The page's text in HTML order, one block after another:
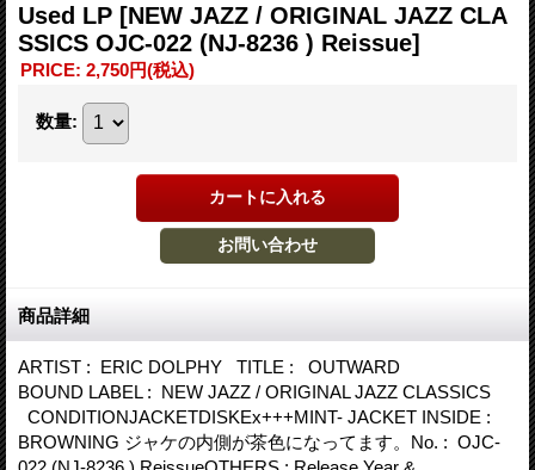
Used LP [NEW JAZZ / ORIGINAL JAZZ CLA
SSICS OJC-022 (NJ-8236 ) Reissue]
PRICE: 2,750円(税込)
数量:
商品詳細
ARTIST : ERIC DOLPHY TITLE : OUTWARD
BOUND LABEL : NEW JAZZ / ORIGINAL JAZZ CLASSICS
CONDITIONJACKETDISKEx+++MINT- JACKET INSIDE :
BROWNING ジャケの内側が茶色になってます。No. : OJC-